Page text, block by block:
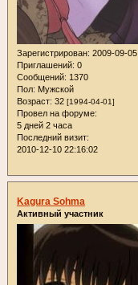
Зарегистрирован: 2009-09-05
Приглашений: 0
Сообщений: 1370
Пол: Мужской
Возраст: 32 [1994-04-01]
Провел на форуме:
5 дней 2 часа
Последний визит:
2010-12-10 22:16:02
Kagura Sohma
Активный участник